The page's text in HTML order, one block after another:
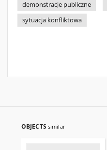
demonstracje publiczne
sytuacja konfliktowa
OBJECTS similar